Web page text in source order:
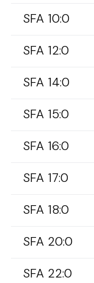
SFA 10:0
SFA 12:0
SFA 14:0
SFA 15:0
SFA 16:0
SFA 17:0
SFA 18:0
SFA 20:0
SFA 22:0